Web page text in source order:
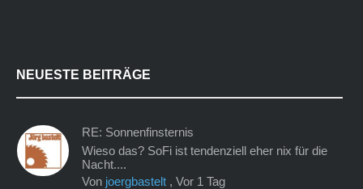
NEUESTE BEITRÄGE
RE: Sonnenfinsternis
Wieso das? SoFi ist tendenziell eher nix für die
Nacht....
Von joergbastelt ,Vor 1 Tag